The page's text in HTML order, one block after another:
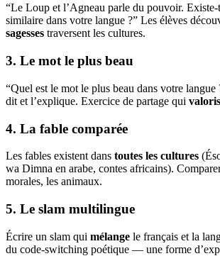
“Le Loup et l’Agneau parle du pouvoir.
similaire dans votre langue ?” Les élèves
sagesses traversent les cultures.
3. Le mot le plus beau
“Quel est le mot le plus beau dans votre langue
dit et l’explique. Exercice de partage qui
4. La fable comparée
Les fables existent dans toutes les cultures
wa Dimna en arabe, contes africains).
morales, les animaux.
5. Le slam multilingue
Écrire un slam qui mélange le français et la
du code-switching poétique — une forme